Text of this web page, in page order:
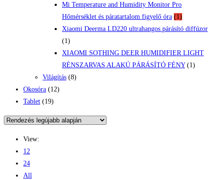
Mi Temperature and Humidity Monitor Pro
Hőmérséklet és páratartalom figyelő óra (1)
Xiaomi Deerma LD220 ultrahangos párásító diffúzor
(1)
XIAOMI SOTHING DEER HUMIDIFIER LIGHT
RÉNSZARVAS ALAKÚ PÁRÁSÍTÓ FÉNY (1)
Világítás (8)
Okosóra (12)
Tablet (19)
View:
12
24
All